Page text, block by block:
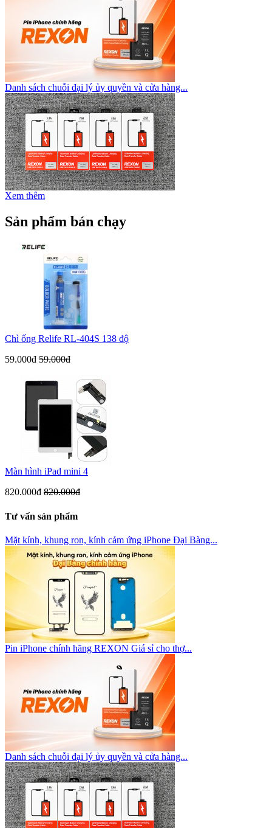
Danh sách chuỗi đại lý ủy quyền và cửa hàng...
Xem thêm
Sản phẩm bán chạy
Chì ống Relife RL-404S 138 độ
59.000đ 59.000đ
Màn hình iPad mini 4
820.000đ 820.000đ
Tư vấn sản phẩm
Mặt kính, khung ron, kính cảm ứng iPhone Đại Bàng...
Pin iPhone chính hãng REXON Giá sỉ cho thợ...
Danh sách chuỗi đại lý ủy quyền và cửa hàng...